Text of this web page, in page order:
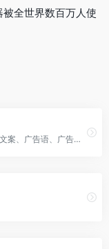
全世界数百万人使
【文案迷】是一家专注于文字表达的广告文案、广告语、广告词以及新媒体文案策划网站。